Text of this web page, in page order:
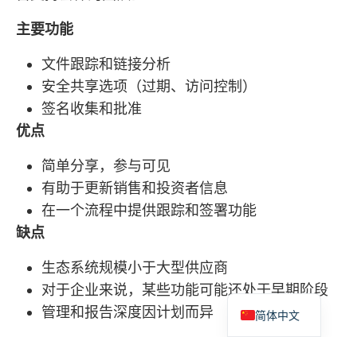
主要功能
文件跟踪和链接分析
安全共享选项（过期、访问控制）
签名收集和批准
优点
简单分享，参与可见
有助于更新销售和投资者信息
在一个流程中提供跟踪和签署功能
缺点
生态系统规模小于大型供应商
对于企业来说，某些功能可能还处于早期阶段
管理和报告深度因计划而异
简体中文